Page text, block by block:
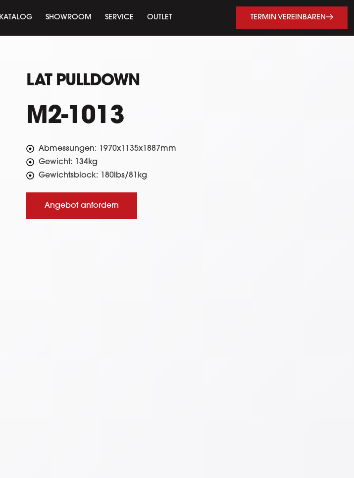
KATALOG SHOWROOM SERVICE OUTLET TERMIN VEREINBAREN
LAT PULLDOWN
M2-1013
Abmessungen: 1970x1135x1887mm
Gewicht: 134kg
Gewichtsblock: 180lbs/81kg
Angebot anfordern